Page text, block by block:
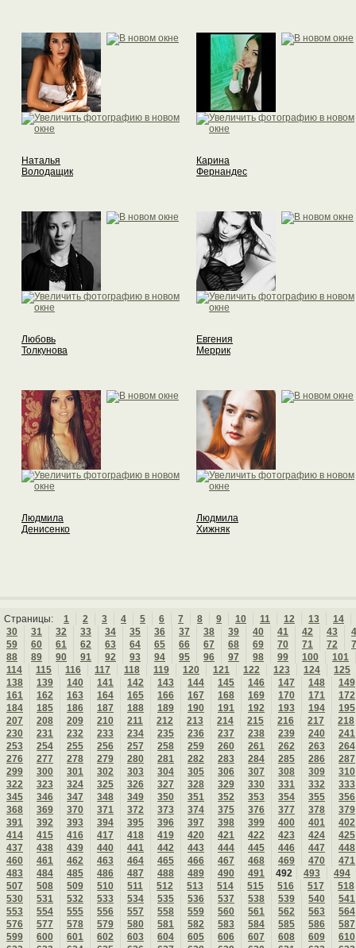
Наталья
Володащик
Карина
Фернандес
Любовь
Толкунова
Евгения
Меррик
Людмила
Денисенко
Людмила
Хижняк
Страницы: 1 2 3 4 5 6 7 8 9 10 11 12 13
14
30
31 32 33 34 35 36 37 38 39 40 41 42 43
59
60 61 62 63 64 65 66 67 68 69 70 71 72
88
89 90 91 92 93 94 95 96 97 98 99 100
101
114
115 116 117 118 119 120 121 122 123 124
125
138
139 140 141 142 143 144 145 146 147 148
149
161
162 163 164 165 166 167 168 169 170 171
172
184
185 186 187 188 189 190 191 192 193 194
195
207
208 209 210 211 212 213 214 215 216 217
218
230
231 232 233 234 235 236 237 238 239 240
241
253
254 255 256 257 258 259 260 261 262 263
264
276
277 278 279 280 281 282 283 284 285 286
287
299
300 301 302 303 304 305 306 307 308 309
310
322
323 324 325 326 327 328 329 330 331 332
333
345
346 347 348 349 350 351 352 353 354 355
356
368
369 370 371 372 373 374 375 376 377 378
379
391
392 393 394 395 396 397 398 399 400 401
402
414
415 416 417 418 419 420 421 422 423 424
425
437
438 439 440 441 442 443 444 445 446 447
448
460
461 462 463 464 465 466 467 468 469 470
471
483
484 485 486 487 488 489 490 491 492 493
494
507
508 509 510 511 512 513 514 515 516 517
518
530
531 532 533 534 535 536 537 538 539 540
541
553
554 555 556 557 558 559 560 561 562 563
564
576
577 578 579 580 581 582 583 584 585 586
587
599
600 601 602 603 604 605 606 607 608 609
610